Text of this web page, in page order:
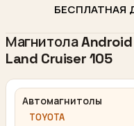
БЕСПЛАТНАЯ
Магнитола Android
Land Cruiser 105
Автомагнитолы
TOYOTA